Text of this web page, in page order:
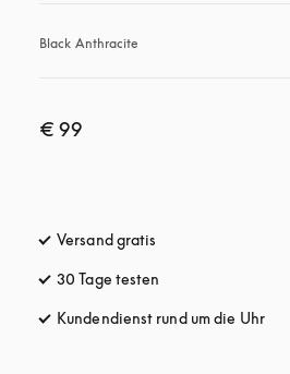
Black Anthracite
€ 99
Versand gratis
30 Tage testen
Kundendienst rund um die Uhr